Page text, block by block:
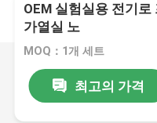
OEM 실험실용 전기
가열실 노
MOQ：1개 세트
최고의 가격